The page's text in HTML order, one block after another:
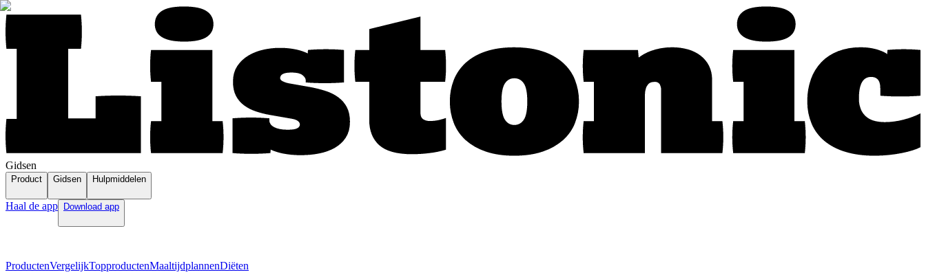
Gidsen
Product Gidsen Hulpmiddelen
Haal de app Download app
ProductenVergelijkTopproductenMaaltijdplannenDiëten